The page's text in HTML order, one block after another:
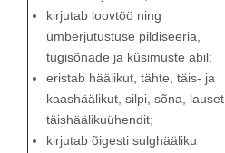
kirjutab loovtöö ning
ümberjutustuse pildiseeria,
tugisõnade ja küsimuste abil;
eristab häälikut, tähte, täis- ja
kaashäälikut, silpi, sõna, lauset,
täishäälikuühendit;
kirjutab õigesti sulghääliku